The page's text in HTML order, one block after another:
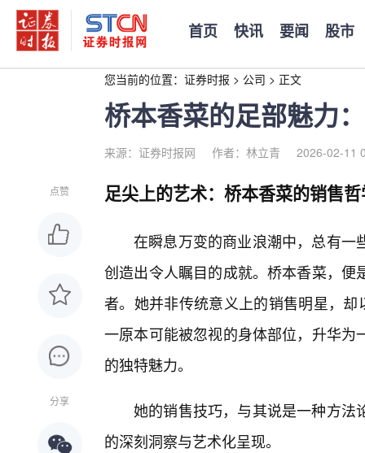
首页 快讯 要闻 股市
您当前的位置： 证券时报 > 公司 > 正文
桥本香菜的足部魅力
来源：证券时报网 作者：林立青 2026-02-11
点赞
分享
足尖上的艺术：桥本香菜的销售
在瞬息万变的商业浪潮中，总有一
创造出令人瞩目的成就。桥本香菜，
者。她并非传统意义上的销售明星，
一原本可能被忽视的身体部位，升华
的独特魅力。
她的销售技巧，与其说是一种方法
的深刻洞察与艺术化呈现。